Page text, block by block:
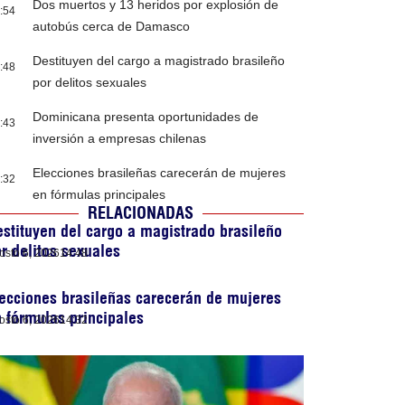
Dos muertos y 13 heridos por explosión de
autobús cerca de Damasco
Destituyen del cargo a magistrado brasileño
por delitos sexuales
Dominicana presenta oportunidades de
inversión a empresas chilenas
Elecciones brasileñas carecerán de mujeres
en fórmulas principales
RELACIONADAS
del cargo a magistrado brasileño
delitos sexuales
6, 202614:48
brasileñas carecerán de mujeres
fórmulas principales
6, 202614:32